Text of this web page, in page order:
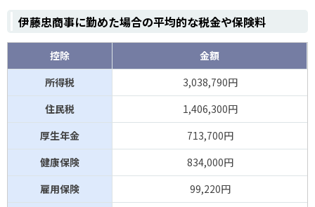
伊藤忠商事に勤めた場合の平均的な税金や保険料
控除
金額
所得税
3,038,790円
住民税
1,406,300円
厚生年金
713,700円
健康保険
834,000円
雇用保険
99,220円